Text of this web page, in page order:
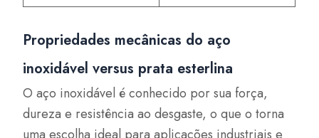
Propriedades mecânicas do aço
inoxidável versus prata esterlina
O aço inoxidável é conhecido por sua força,
dureza e resistência ao desgaste, o que o torna